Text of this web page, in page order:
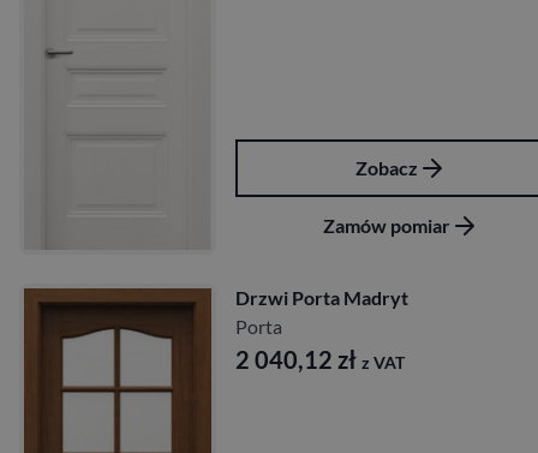
Zobacz
Zamów pomiar
Drzwi Porta Madryt
Porta
2 040,12 zł z VAT